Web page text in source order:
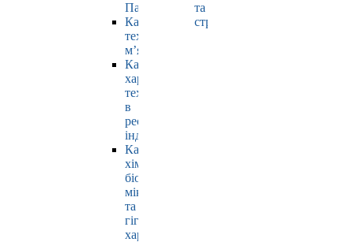
Павлюк
Кафедра
технології
м’яса
Кафедра
харчових
технологій
в
ресторанній
індустрії
Кафедра
хімії,
біохімії,
мікробіології
та
гігієни
харчування
та
страхування